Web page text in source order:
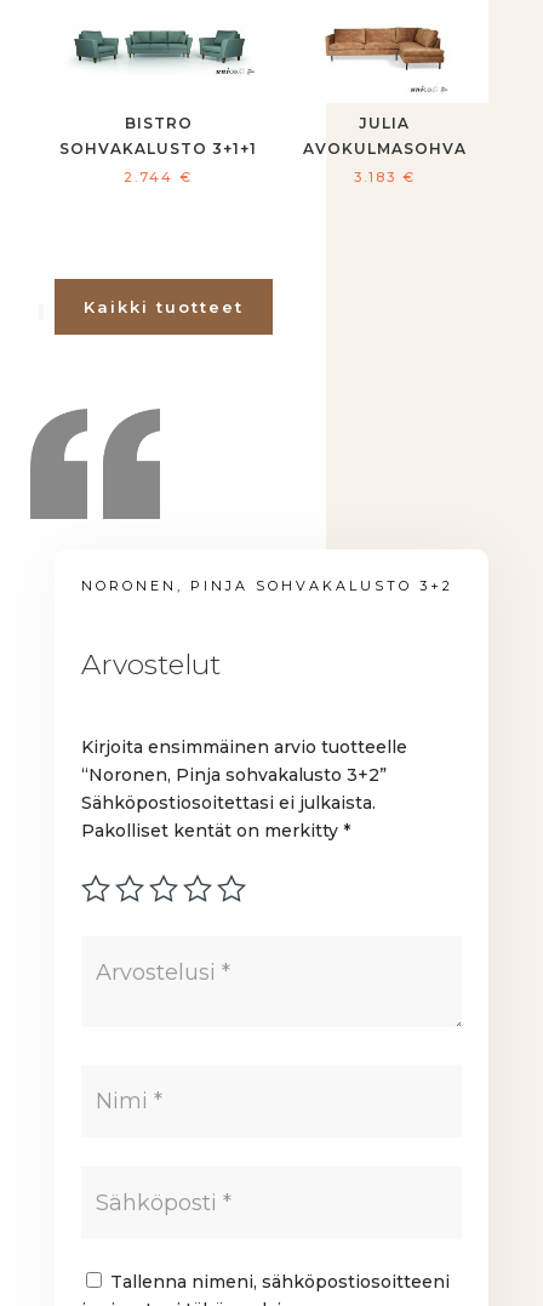
BISTRO
SOHVAKALUSTO 3+1+1
2.744€
JULIA
AVOKULMASOHVA
3.183 €
Kaikki tuotteet
NORONEN, PINJA SOHVAKALUSTO 3+2
Arvostelut
Kirjoita ensimmäinen arvio tuotteelle
“Noronen, Pinja sohvakalusto 3+2”
Sähköpostiosoitettasi ei julkaista.
Pakolliset kentät on merkitty*
Tallenna nimeni, sähköpostiosoitteeni